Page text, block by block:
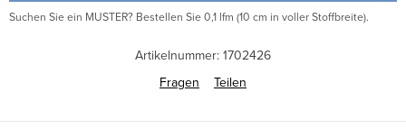
Suchen Sie ein MUSTER? Bestellen Sie 0,1 lfm (10 cm in voller Stoffbreite).
Artikelnummer: 1702426
Fragen
Teilen